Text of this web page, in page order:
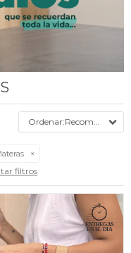
Recomendados
filtros